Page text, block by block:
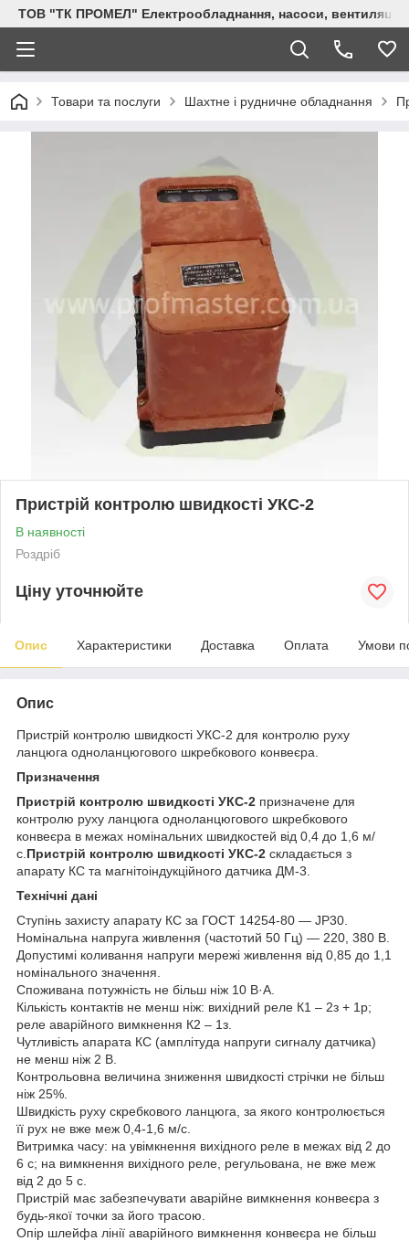
ТОВ "ТК ПРОМЕЛ" Електрообладнання, насоси, вентиляція,
Товари та послуги Шахтне і рудничне обладнання
Пристрій контролю швидкості УКС-2
В наявності
Роздріб
Ціну уточнюйте
Опис Характеристики Доставка Оплата Умови
Опис
Пристрій контролю швидкості УКС-2 для контролю руху
ланцюга одноланцюгового шкребкового конвеєра.
Призначення
Пристрій контролю швидкості УКС-2 призначене для
контролю руху ланцюга одноланцюгового шкребкового
конвеєра в межах номінальних швидкостей від 0,4 до 1,6 м/
с. Пристрій контролю швидкості УКС-2 складається з
апарату КС та магнітоіндукційного датчика ДМ-3.
Технічні дані
Ступінь захисту апарату КС за ГОСТ 14254-80 — JP30.
Номінальна напруга живлення (частотий 50 Гц) — 220, 380 В.
Допустимі коливання напруги мережі живлення від 0,85 до 1,1
номінального значення.
Споживана потужність не більш ніж 10 В·А.
Кількість контактів не менш ніж: вихідний реле К1 – 2з + 1р;
реле аварійного вимкнення К2 – 1з.
Чутливість апарата КС (амплітуда напруги сигналу датчика)
не менш ніж 2 В.
Контрольовна величина зниження швидкості стрічки не більш
ніж 25%.
Швидкість руху скребкового ланцюга, за якого контролюється
її рух не вже меж 0,4-1,6 м/с.
Витримка часу: на увімкнення вихідного реле в межах від 2 до
6 с; на вимкнення вихідного реле, регульована, не вже меж
від 2 до 5 с.
Пристрій має забезпечувати аварійне вимкнення конвеєра з
будь-якої точки за його трасою.
Опір шлейфа лінії аварійного вимкнення конвеєра не більш